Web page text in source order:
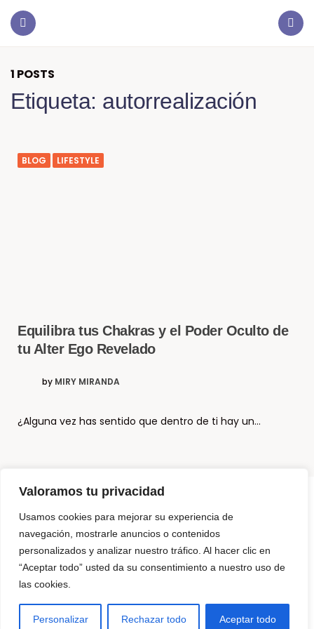
Valoramos tu privacidad
Usamos cookies para mejorar su experiencia de
navegación, mostrarle anuncios o contenidos
personalizados y analizar nuestro tráfico. Al hacer clic en
“Aceptar todo” usted da su consentimiento a nuestro uso de
las cookies.
Personalizar Rechazar todo Aceptar todo
1 POSTS
Etiqueta: autorrealización
BLOG LIFESTYLE
Equilibra tus Chakras y el Poder Oculto de
tu Alter Ego Revelado
by MIRY MIRANDA
¿Alguna vez has sentido que dentro de ti hay un…
© Copyright El Método Neurohacking®
¿Que es Neurohacking? y ¿Cómo puedo usarlo?
NeuroTechZen – La diferencia
Productos para programar tu mente Contáctanos